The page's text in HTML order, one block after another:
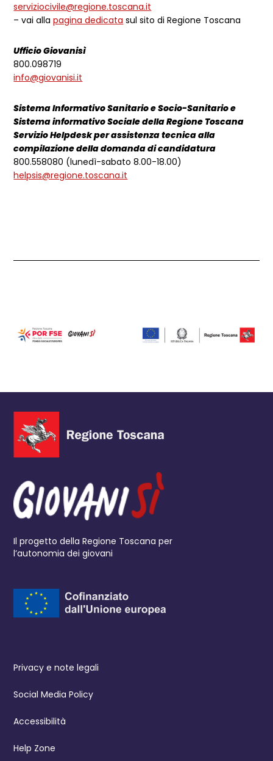
serviziocivile@regione.toscana.it
– vai allapagina dedicata sul sito di Regione Toscana
Ufficio Giovanisì
800.098719
info@giovanisi.it
Sistema Informativo Sanitario e Socio-Sanitario e
Sistema informativo Sociale della Regione Toscana
Servizio Helpdesk per assistenza tecnica alla
compilazione della domanda di candidatura
800.558080 (lunedì-sabato 8.00-18.00)
helpsis@regione.toscana.it
Il progetto della Regione Toscana per
l’autonomia dei giovani
Privacy e note legali
Social Media Policy
Accessibilità
Help Zone